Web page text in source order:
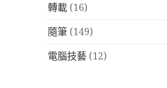
轉載 (16)
隨筆 (149)
電腦技藝 (12)